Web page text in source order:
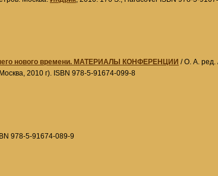
нового времени. МАТЕРИАЛЫ КОНФЕРЕНЦИИ / О. А. ред.
2010 г). ISBN 978-5-91674-099-8
978-5-91674-089-9